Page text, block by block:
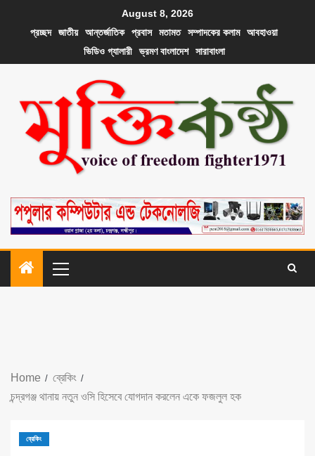
August 8, 2026
প্রচ্ছদ
জাতীয় আন্তর্জাতিক প্রবাস মতামত সম্পাদকের কলাম
আবহাওয়া
ভিডিও গ্যালারী
ভ্রমণ বাংলাদেশ সারাবাংলা
Home
ব্রেকিং
চন্দ্রগঞ্জ থানায় নতুন ওসি হিসেবে যোগদান করলেন একে ফজলুল হক
ব্রেকিং